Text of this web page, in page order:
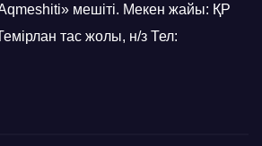
мешіті. Мекен жайы: ҚР
тас жолы, н/з Тел: